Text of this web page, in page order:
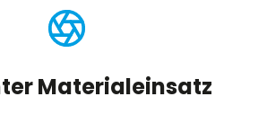
Materialeinsatz